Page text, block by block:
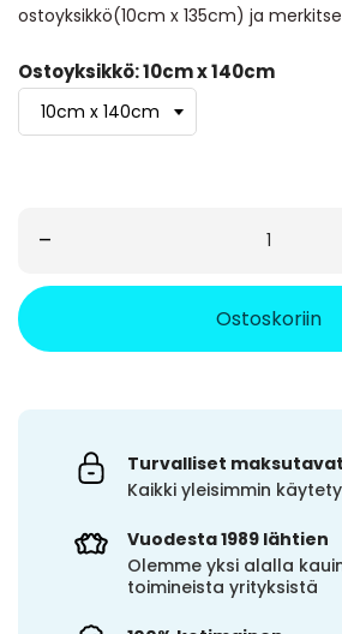
ostoyksikkö(10cm x 135cm) ja
Ostoyksikkö: 10cm x 140cm
–
Ostoskoriin
Turvalliset maksutavat
Kaikki yleisimmin
Vuodesta 1989 lähtien
Olemme yksi alalla
toimineista yrityksistä